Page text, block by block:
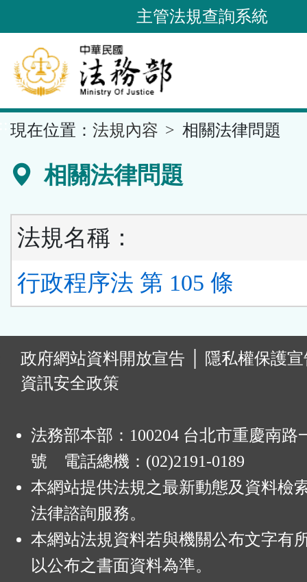
到
要
內
容
區
主管法規查詢系統
現在位置： 法規內容 相關法律問題
相關法律問題
法規名稱：
行政程序法 第 105 條
政府網站資料開放宣告
隱私權保護
資訊安全政策
法務部本部：100204 台北市重慶南路
號 電話總機：(02)2191-0189
本網站提供法規之最新動態及資料檢
法律諮詢服務。
本網站法規資料若與機關公布文字有
以公布之書面資料為準。